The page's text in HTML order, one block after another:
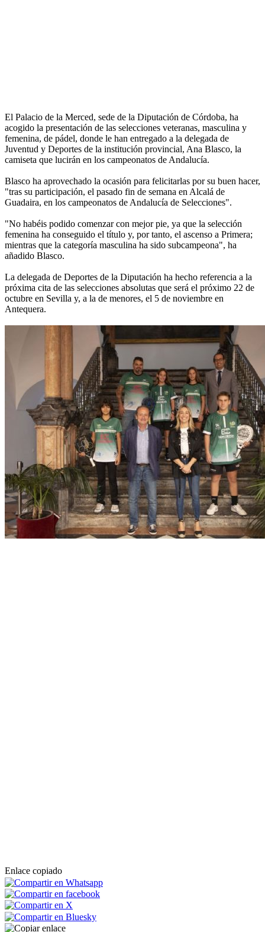
El Palacio de la Merced, sede de la Diputación de Córdoba, ha
acogido la presentación de las selecciones veteranas, masculina y
femenina, de pádel, donde le han entregado a la delegada de
Juventud y Deportes de la institución provincial, Ana Blasco, la
camiseta que lucirán en los campeonatos de Andalucía.
Blasco ha aprovechado la ocasión para felicitarlas por su buen hacer,
"tras su participación, el pasado fin de semana en Alcalá de
Guadaira, en los campeonatos de Andalucía de Selecciones".
"No habéis podido comenzar con mejor pie, ya que la selección
femenina ha conseguido el título y, por tanto, el ascenso a Primera;
mientras que la categoría masculina ha sido subcampeona", ha
añadido Blasco.
La delegada de Deportes de la Diputación ha hecho referencia a la
próxima cita de las selecciones absolutas que será el próximo 22 de
octubre en Sevilla y, a la de menores, el 5 de noviembre en
Antequera.
Enlace copiado